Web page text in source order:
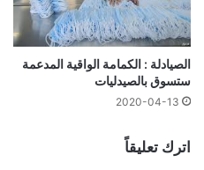
الصيادلة : الكمامة الواقية المدعمة
ستسوق بالصيدليات
2020-04-13
اترك تعليقاً